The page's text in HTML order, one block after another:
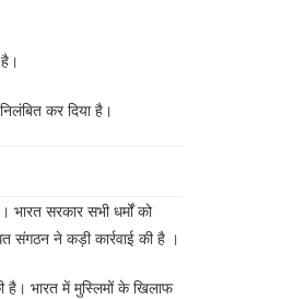
कर दिया है।
सरकार सभी धर्मों को
संगठन ने कड़ी कार्रवाई की है ।
है। भारत में मुस्लिमों के खिलाफ